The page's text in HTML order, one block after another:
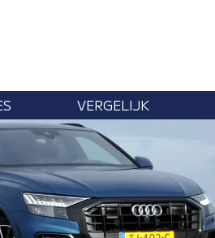
VERGELIJK